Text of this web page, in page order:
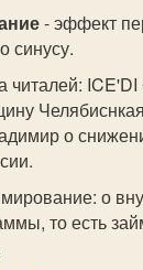
- эффект
синусу.
читалей: ICE'DI
о
о
то есть